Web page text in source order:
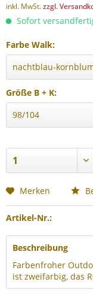
inkl. MwSt.zzgl.
Sofort
Farbe Walk:
Größe B + K:
Merken
Artikel-Nr.:
Beschreibung
Farbenfroher
ist zweifarbig, das